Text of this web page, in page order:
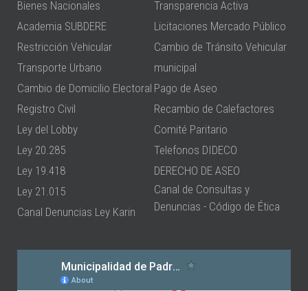
Bienes Nacionales
Academia SUBDERE
Restricción Vehicular
Transporte Urbano
Cambio de Domicilio Electoral
Registro Civil
Ley del Lobby
Ley 20.285
Ley 19.418
Ley 21.015
Canal Denuncias Ley Karin
Transparencia Activa
Licitaciones Mercado Público
Cambio de Tránsito Vehicular
municipal
Pago de Aseo
Recambio de Calefactores
Comité Paritario
Telefonos DIDECO
DERECHO DE ASEO
Canal de Consultas y
Denuncias - Código de Ética